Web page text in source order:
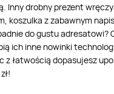
drobny prezent
z zabawnym
do gustu
ich inne nowinki
łatwością dopasujesz